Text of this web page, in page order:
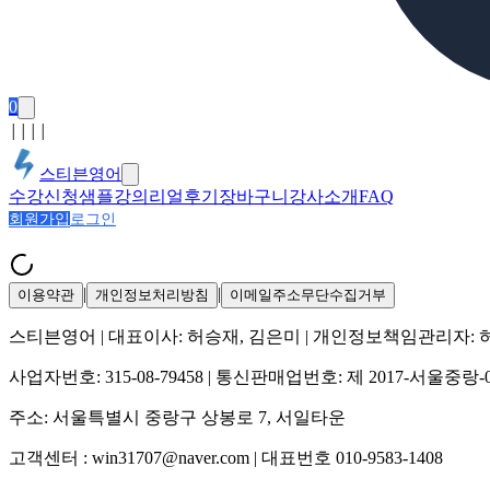
0
스티븐영어
수강신청샘플강의 리얼후기 장바구니 강사소개FAQ
회원가입 로그인
이용약관 | 개인정보처리방침 | 이메일주소무단수집거부
스티븐영어 | 대표이사: 허승재, 김은미 | 개인정보책임관리자:
사업자번호: 315-08-79458 | 통신판매업번호: 제 2017-서울중랑-
주소: 서울특별시 중랑구 상봉로 7, 서일타운
고객센터 : win31707@naver.com | 대표번호 010-9583-1408